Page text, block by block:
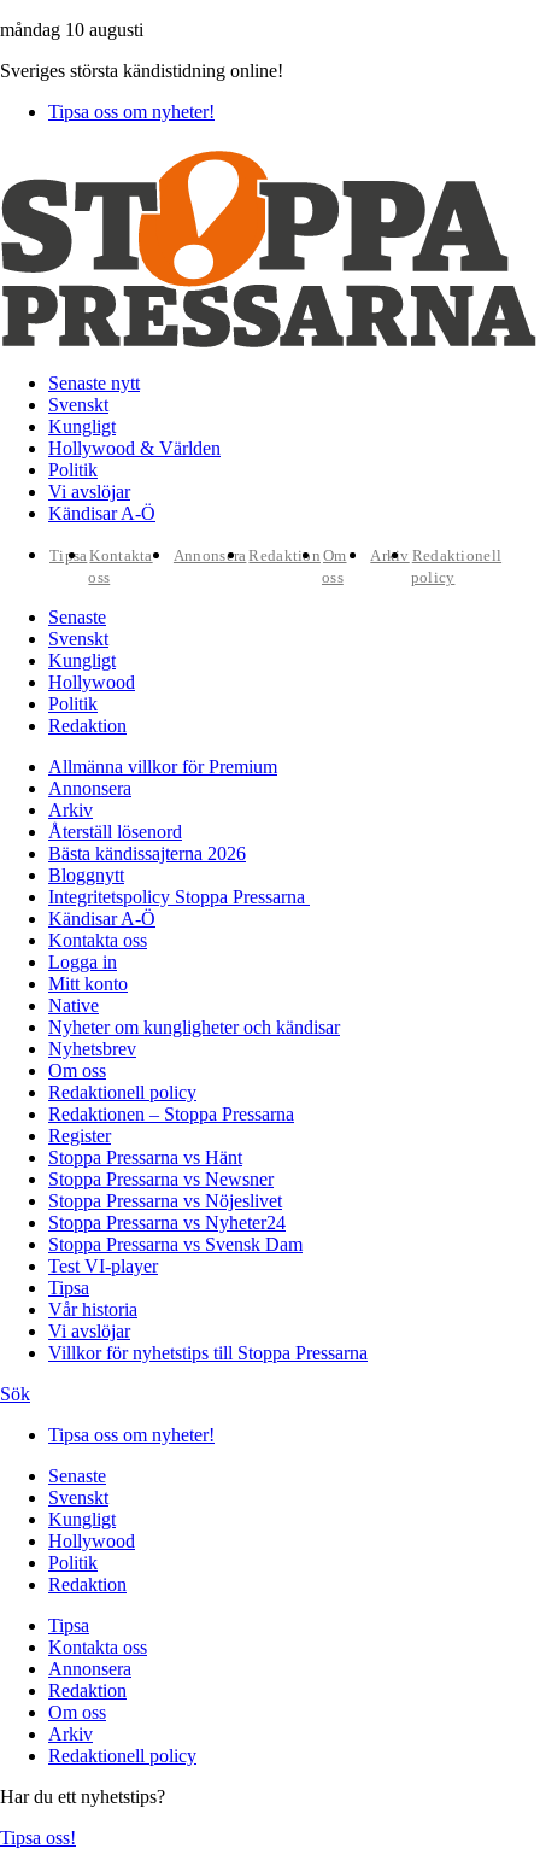
måndag 10 augusti
Sveriges största kändistidning online!
Tipsa oss om nyheter!
Senaste nytt
Svenskt
Kungligt
Hollywood & Världen
Politik
Vi avslöjar
Kändisar A-Ö
TipsaKontakta
oss
AnnonseraRedaktion Om
oss
Arkiv Redaktionell
policy
Senaste
Svenskt
Kungligt
Hollywood
Politik
Redaktion
Allmänna villkor för Premium
Annonsera
Arkiv
Återställ lösenord
Bästa kändissajterna 2026
Bloggnytt
Integritetspolicy Stoppa Pressarna
Kändisar A-Ö
Kontakta oss
Logga in
Mitt konto
Native
Nyheter om kungligheter och kändisar
Nyhetsbrev
Om oss
Redaktionell policy
Redaktionen – Stoppa Pressarna
Register
Stoppa Pressarna vs Hänt
Stoppa Pressarna vs Newsner
Stoppa Pressarna vs Nöjeslivet
Stoppa Pressarna vs Nyheter24
Stoppa Pressarna vs Svensk Dam
Test VI-player
Tipsa
Vår historia
Vi avslöjar
Villkor för nyhetstips till Stoppa Pressarna
Sök
Tipsa oss om nyheter!
Senaste
Svenskt
Kungligt
Hollywood
Politik
Redaktion
Tipsa
Kontakta oss
Annonsera
Redaktion
Om oss
Arkiv
Redaktionell policy
Har du ett nyhetstips?
Tipsa oss!